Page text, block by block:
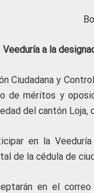
Veeduría a la
Ciudadana y
de méritos y
del cantón Loja,
en la
de la cédula de
en el